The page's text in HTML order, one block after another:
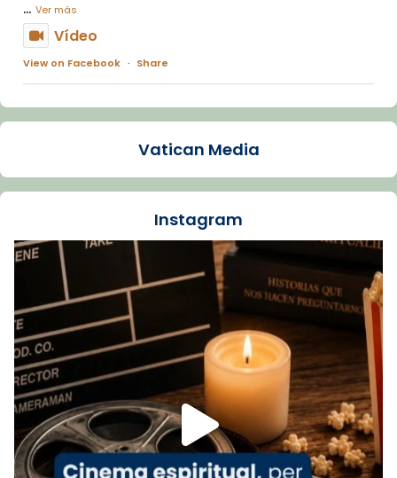
... Ver más
Vídeo
View on Facebook · Share
Arquebisbat de Barcelona
La Carmina va patir depressió. Fa gairebé
dos mesos, a l'Estadi Lluís Companys, la
Recupera l'entrevista comp
Vatican
tican News 👇
www.vaticannews.va/es/iglesia/news/2026-
07/carmina-historia-depresion-papa-viaje-
espana-testimoni...
Foto
View on Facebook · Share
Arquebisbat de Barcelona
Vatican Media
Instagram